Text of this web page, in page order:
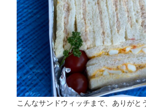
こんなサンドウィッチまで、ありがと